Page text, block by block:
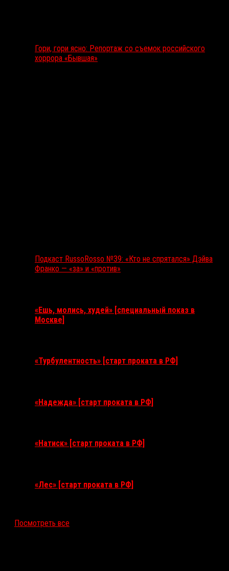
Гори, гори ясно: Репортаж со съемок российского
хоррора «Бывшая»
Подкаст RussoRosso №39: «Кто не спрятался» Дэйва
Франко — «за» и «против»
«Ешь, молись, худей» [специальный показ в
Москве]
«Турбулентность» [старт проката в РФ]
«Надежда» [старт проката в РФ]
«Натиск» [старт проката в РФ]
«Лес» [старт проката в РФ]
Посмотреть все